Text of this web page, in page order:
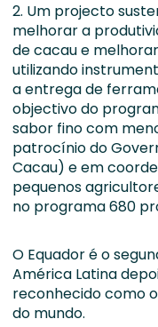
2. Um projecto
melhorar a
de cacau e
utilizando
a entrega de
objectivo do
sabor fino com
patrocínio do
Cacau) e em
pequenos
no programa 680
O Equador é o
América Latina
reconhecido como
do mundo.